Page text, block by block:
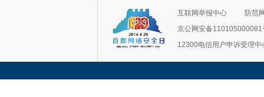
互联网举报中心
防范
京公网安备110105000081
12300电信用户申诉受理中